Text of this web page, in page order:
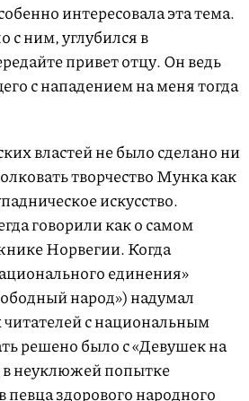
интересовала эта тема.
с ним, углубился в
привет отцу. Он ведь
с нападением на меня тогда
властей не было сделано ни
творчество Мунка как
искусство.
говорили как о самом
Норвегии. Когда
единения»
народ») надумал
с национальным
решено было с «Девушек на
в неуклюжей попытке
здорового народного